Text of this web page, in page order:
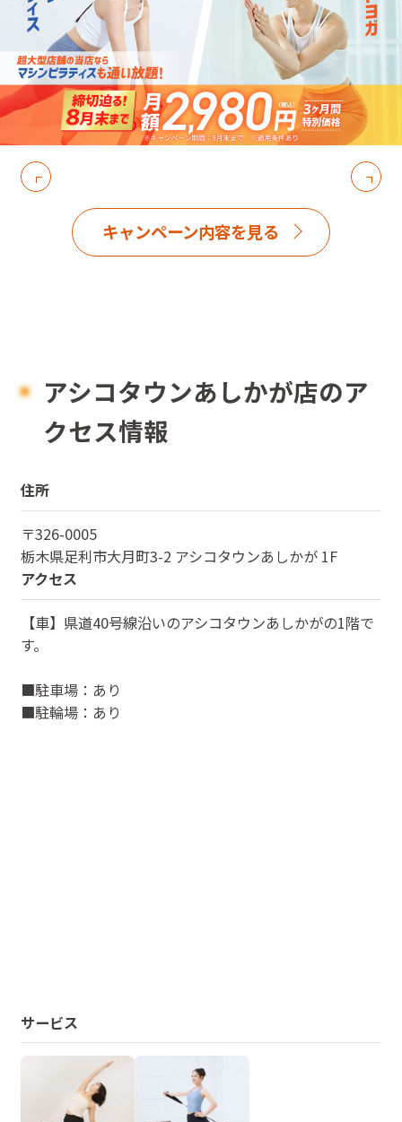
キャンペーン内容を見る
アシコタウンあしかが店のア
クセス情報
住所
〒326-0005
栃木県足利市大月町3-2 アシコタウンあしかが 1F
アクセス
【車】県道40号線沿いのアシコタウンあしかがの1階で
す。
■駐車場：あり
■駐輪場：あり
サービス